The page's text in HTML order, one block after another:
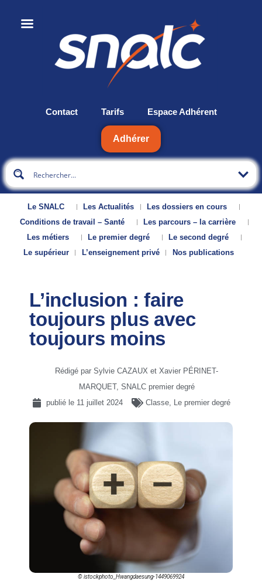
Contact Tarifs Espace Adhérent
Adhérer
Le SNALC Les Actualités
Les dossiers en cours
Conditions de travail – Santé
Les parcours – la carrière
Les métiers
Le premier degré
Le second degré
Le supérieur
L’enseignement privé Nos publications
L’inclusion : faire
toujours plus avec
toujours moins
Rédigé par Sylvie CAZAUX et Xavier PÉRINET-
MARQUET, SNALC premier degré
publié le 11 juillet 2024 Classe, Le premier degré
© istockphoto_Hwangdaesung-1449069924